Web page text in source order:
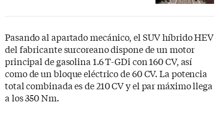
Pasando al apartado mecánico, el SUV híbrido HEV
del fabricante surcoreano dispone de un motor
principal de gasolina 1.6 T-GDi con 160 CV, así
como de un bloque eléctrico de 60 CV. La potencia
total combinada es de 210 CV y el par máximo llega
a los 350 Nm.